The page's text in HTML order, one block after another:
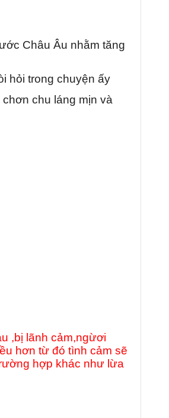
Châu Âu nhằm tăng
hỏi trong chuyện ấy
chu láng mịn và
,bị lãnh cảm,ngừơi
hơn từ đó tình cảm sẽ
hợp khác như lừa